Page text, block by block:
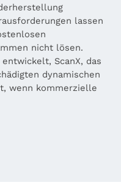
lassen
nicht lösen.
ScanX, das
dynamischen
wenn kommerzielle